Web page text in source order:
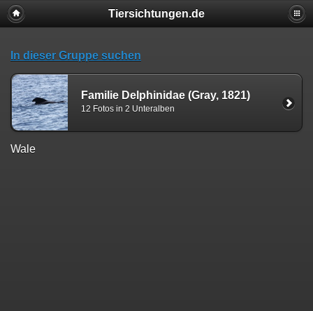
Tiersichtungen.de
In dieser Gruppe suchen
Familie Delphinidae (Gray, 1821)
12 Fotos in 2 Unteralben
Wale